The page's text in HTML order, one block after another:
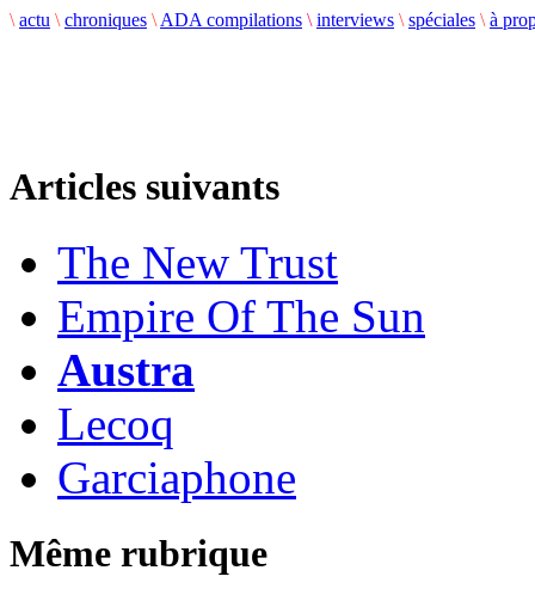
\ actu \ chroniques \ ADA compilations \ interviews \ spéciales \ à
Articles suivants
The New Trust
Empire Of The Sun
Austra
Lecoq
Garciaphone
Même rubrique